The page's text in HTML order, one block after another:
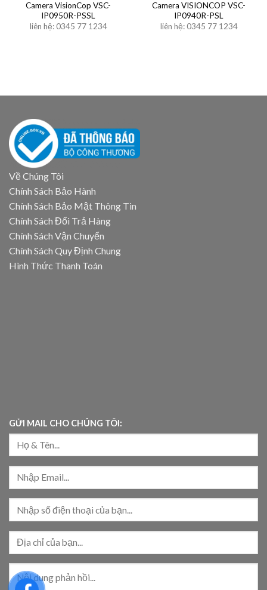
Camera VisionCop VSC-
IP0950R-PSSL
liên hệ: 0345 77 1234
Camera VISIONCOP VSC-
IP0940R-PSL
liên hệ: 0345 77 1234
Về Chúng Tôi
Chính Sách Bảo Hành
Chính Sách Bảo Mật Thông Tin
Chính Sách Đổi Trả Hàng
Chính Sách Vận Chuyển
Chính Sách Quy Định Chung
Hình Thức Thanh Toán
GỬI MAIL CHO CHÚNG TÔI: